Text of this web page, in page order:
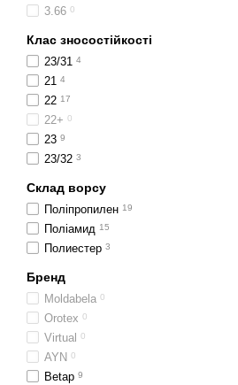
3.66 0
Клас зносостійкості
23/31 4
21 4
22 17
22+ 0
23 9
23/32 3
Склад ворсу
Поліпропилен 19
Поліамид 15
Полиестер 3
Бренд
Moldabela 0
Orotex 0
Virtual 0
AYN 0
Betap 9